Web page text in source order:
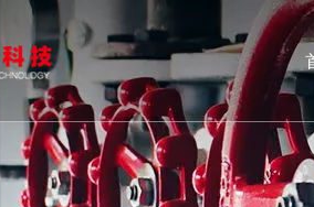
截止阀
止回阀